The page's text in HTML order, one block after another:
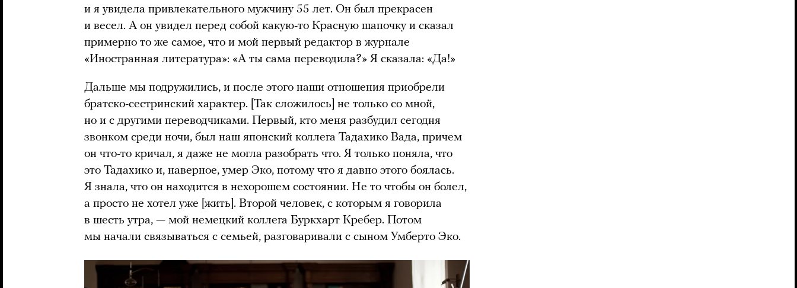
и я увидела привлекательного мужчину 55 лет. Он был прекрасен
и весел. А он увидел перед собой какую-то Красную шапочку и сказал
примерно то же самое, что и мой первый редактор в журнале
«Иностранная литература»: «А ты сама переводила?» Я сказала: «Да!»
Дальше мы подружились, и после этого наши отношения приобрели
братско-сестринский характер. [Так сложилось] не только со мной,
но и с другими переводчиками. Первый, кто меня разбудил сегодня
звонком среди ночи, был наш японский коллега Тадахико Вада, причем
он что-то кричал, я даже не могла разобрать что. Я только поняла, что
это Тадахико и, наверное, умер Эко, потому что я давно этого боялась.
Я знала, что он находится в нехорошем состоянии. Не то чтобы он болел,
а просто не хотел уже [жить]. Второй человек, с которым я говорила
в шесть утра, — мой немецкий коллега Буркхарт Кребер. Потом
мы начали связываться с семьей, разговаривали с сыном Умберто Эко.